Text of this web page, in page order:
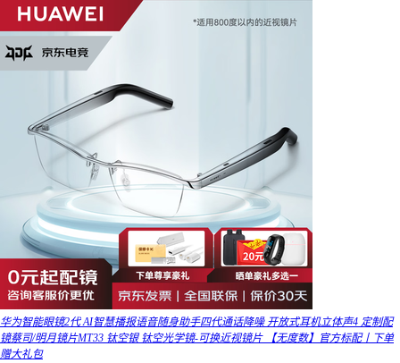
华为智能眼镜2代 AI智慧播报语音随身助手四代通话降噪 开放式耳机立体声4 定制配
镜蔡司/明月镜片MT33 钛空银 钛空光学镜-可换近视镜片 【无度数】官方标配丨下单
赠大礼包